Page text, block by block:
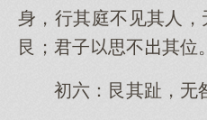
身，行其庭不见其人
艮；君子思不其位。
初六：艮其趾，无